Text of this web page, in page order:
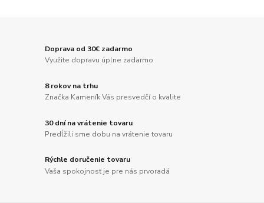
Doprava od 30€ zadarmo
Využite dopravu úplne zadarmo
8 rokov na trhu
Značka Kameník Vás presvedčí o kvalite
30 dní na vrátenie tovaru
Predĺžili sme dobu na vrátenie tovaru
Rýchle doručenie tovaru
Vaša spokojnosť je pre nás prvoradá